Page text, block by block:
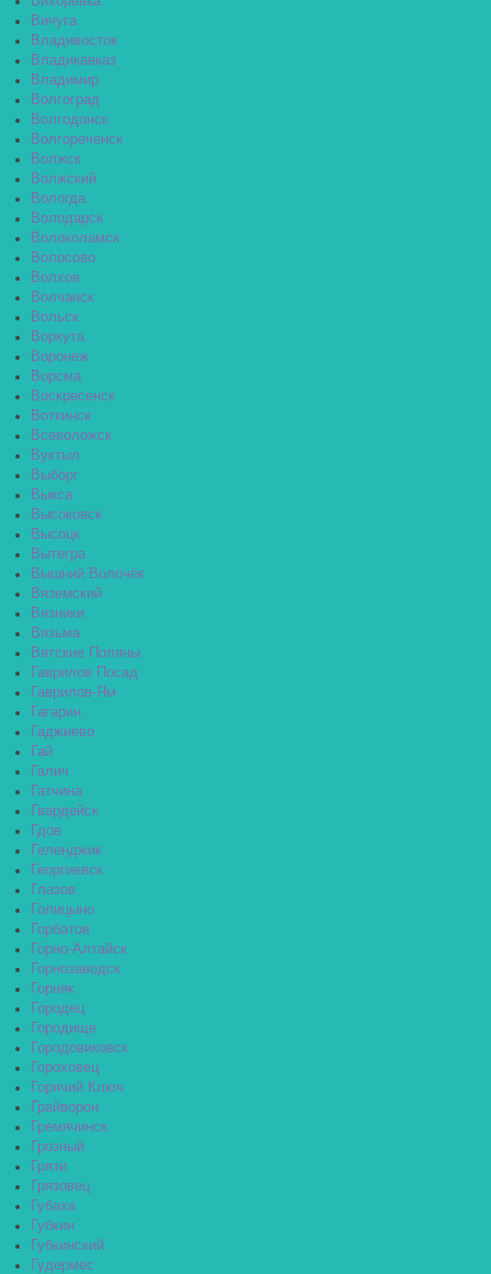
Вичуга
Владивосток
Владикавказ
Владимир
Волгоград
Волгодонск
Волгореченск
Волжск
Волжский
Вологда
Володарск
Волоколамск
Волосово
Волхов
Волчанск
Вольск
Воркута
Воронеж
Ворсма
Воскресенск
Воткинск
Всеволожск
Вуктыл
Выборг
Выкса
Высоковск
Высоцк
Вытегра
Вышний Волочёк
Вяземский
Вязники
Вязьма
Вятские Поляны
Гаврилов Посад
Гаврилов-Ям
Гагарин
Гаджиево
Гай
Галич
Гатчина
Гвардейск
Гдов
Геленджик
Георгиевск
Глазов
Голицыно
Горбатов
Горно-Алтайск
Горнозаводск
Горняк
Городец
Городище
Городовиковск
Гороховец
Горячий Ключ
Грайворон
Гремячинск
Грозный
Грязи
Грязовец
Губаха
Губкин
Губкинский
Гудермес